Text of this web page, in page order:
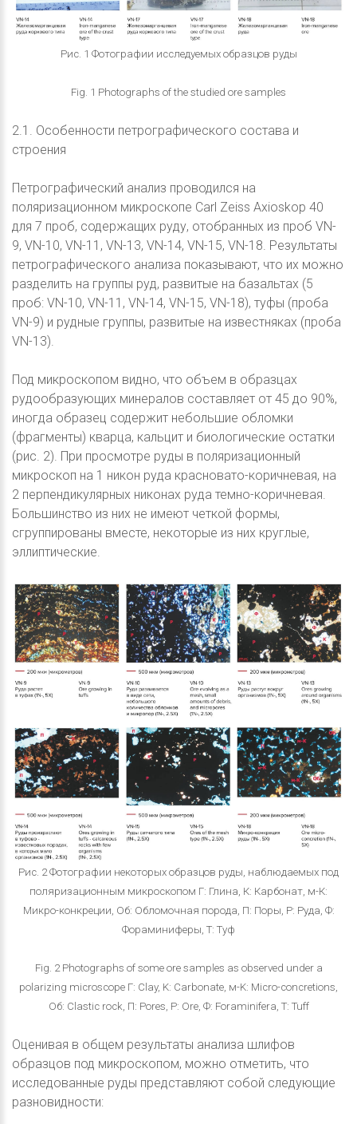
Рис. 1 Фотографии исследуемых образцов руды
Fig. 1 Photographs of the studied ore samples
2.1. Особенности петрографического состава и
строения
Петрографический анализ проводился на
поляризационном микроскопе Carl Zeiss Axioskop 40
для 7 проб, содержащих руду, отобранных из проб VN-
9, VN-10, VN-11, VN-13, VN-14, VN-15, VN-18. Результаты
петрографического анализа показывают, что их можно
разделить на группы руд, развитые на базальтах (5
проб: VN-10, VN-11, VN-14, VN-15, VN-18), туфы (проба
VN-9) и рудные группы, развитые на известняках (проба
VN-13).
Под микроскопом видно, что объем в образцах
рудообразующих минералов составляет от 45 до 90%,
иногда образец содержит небольшие обломки
(фрагменты) кварца, кальцит и биологические остатки
(рис. 2). При просмотре руды в поляризационный
микроскоп на 1 никон руда красновато-коричневая, на
2 перпендикулярных никонах руда темно-коричневая.
Большинство из них не имеют четкой формы,
сгруппированы вместе, некоторые из них круглые,
эллиптические.
Рис. 2 Фотографии некоторых образцов руды, наблюдаемых под
поляризационным микроскопом Г: Глина, К: Карбонат, м-К:
Микро-конкреции, Об: Обломочная порода, П: Поры, Р: Руда, Ф:
Фораминиферы, Т: Туф
Fig. 2 Photographs of some ore samples as observed under a
polarizing microscope Г: Clay, K: Carbonate, м-K: Micro-concretions,
Об: Clastic rock, П: Pores, Р: Ore, Ф: Foraminifera, T: Tuff
Оценивая в общем результаты анализа шлифов
образцов под микроскопом, можно отметить, что
исследованные руды представляют собой следующие
разновидности: